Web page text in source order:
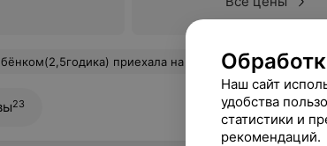
будет себя так вести. С порога мы зашли. Она задала вопрос. Что вам нужно ??!! Это что за вопросы такие. В лоб и грубо. Далее я спросила про лекарство. Можно ли давать ребёнку. Она тоже мне ответила грубо. Вообщем , что я в шоке от такого профессионализма , ничего не сказать. Если вы выбрали такую профессию. Тем более с детками. Будьте добрее. Ведь изначально вы
23
Наш сайт
удобства
статистики и
рекомендаций.